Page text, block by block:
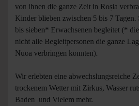
von ihnen die ganze Zeit in Roșia
Kinder blieben zwischen 5 bis 7
bis sieben* Erwachsenen begleitet (*
nicht alle Begleitpersonen die ganze
Nuoa verbringen konnten).
Wir erlebten eine abwechslungsreiche
trockenem Wetter mit Zirkus, Wasser
Baden und Vielem mehr.